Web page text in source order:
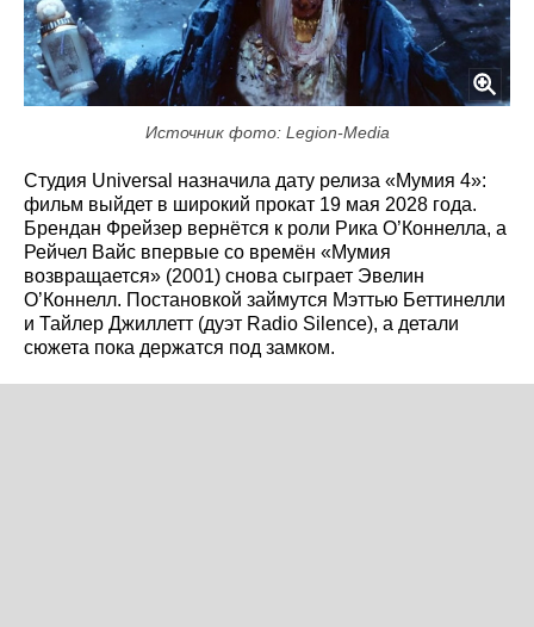
Источник фото: Legion-Media
Студия Universal назначила дату релиза «Мумия 4»:
фильм выйдет в широкий прокат 19 мая 2028 года.
Брендан Фрейзер вернётся к роли Рика О’Коннелла, а
Рейчел Вайс впервые со времён «Мумия
возвращается» (2001) снова сыграет Эвелин
О’Коннелл. Постановкой займутся Мэттью Беттинелли
и Тайлер Джиллетт (дуэт Radio Silence), а детали
сюжета пока держатся под замком.